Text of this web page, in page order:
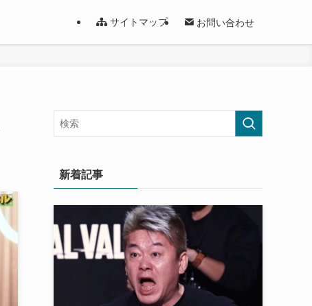
サイトマップ お問い合わせ
新着記事